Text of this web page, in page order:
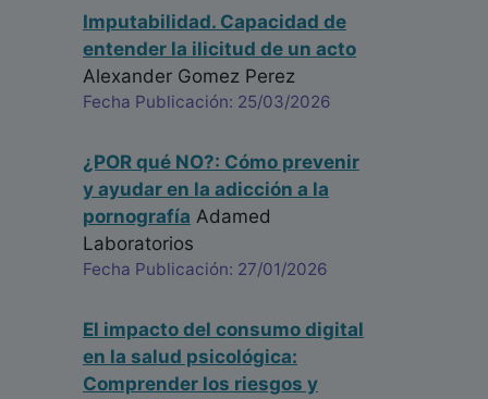
Imputabilidad. Capacidad de
entender la ilicitud de un acto
Alexander Gomez Perez
Fecha Publicación: 25/03/2026
¿POR qué NO?: Cómo prevenir
y ayudar en la adicción a la
pornografía Adamed
Laboratorios
Fecha Publicación: 27/01/2026
El impacto del consumo digital
en la salud psicológica:
Comprender los riesgos y